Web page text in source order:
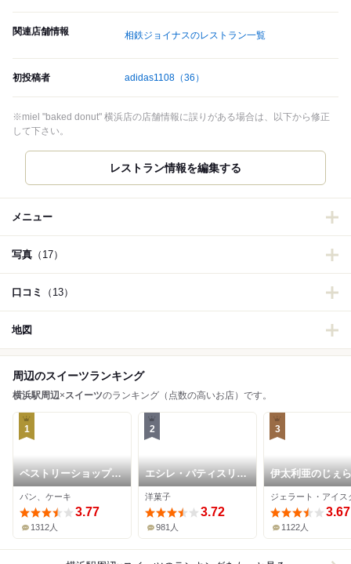
関連店舗情報 相鉄ジョイナスのレストラン一覧
初投稿者 adidas1108 （36）
※miel "baked donut" 横浜店の店舗情報に誤りがある場合は、以下から修正
して下さい。
レストラン情報を編集する
メニュー
写真 （17）
口コミ （13）
地図
周辺のスイーツランキング
横浜駅周辺×スイーツのランキング（点数の高いお店）です。
1
ペストリーショップ
ドーレ (横浜ベイシェ
ラトン ホテル&タワー
ズ)
パン、ケーキ
3.77
1312人
2
エシレ・パティスリー
オ ブール 横浜高島屋
店
洋菓子
3.72
981人
3
伊太利亜のじぇ
や
3.67
1122人